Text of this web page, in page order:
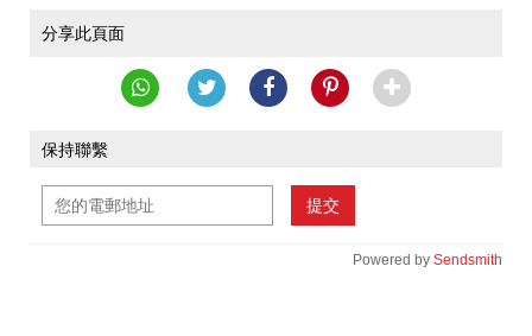
分享此頁面
保持聯繫
提交
Powered by Sendsmith